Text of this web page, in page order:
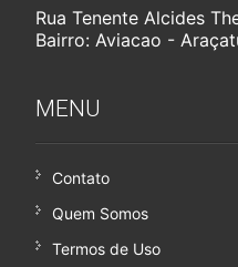
Rua Tenente Alcides
Bairro: Aviacao -
MENU
Contato
Quem Somos
Termos de Uso